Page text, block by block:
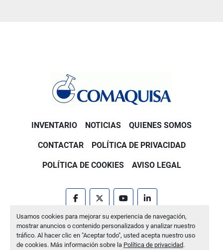
Usamos cookies para mejorar su experiencia de navegación,
mostrar anuncios o contenido personalizados y analizar nuestro
tráfico. Al hacer clic en "Aceptar todo", usted acepta nuestro uso
de cookies. Más información sobre la Política de privacidad.
INVENTARIO NOTICIAS QUIENES SOMOS
CONTACTAR POLÍTICA DE PRIVACIDAD
POLÍTICA DE COOKIES AVISO LEGAL
facebooktwitter youtubelinkedin
Machinio Systemsitio web deMachinio
Administrar cookies